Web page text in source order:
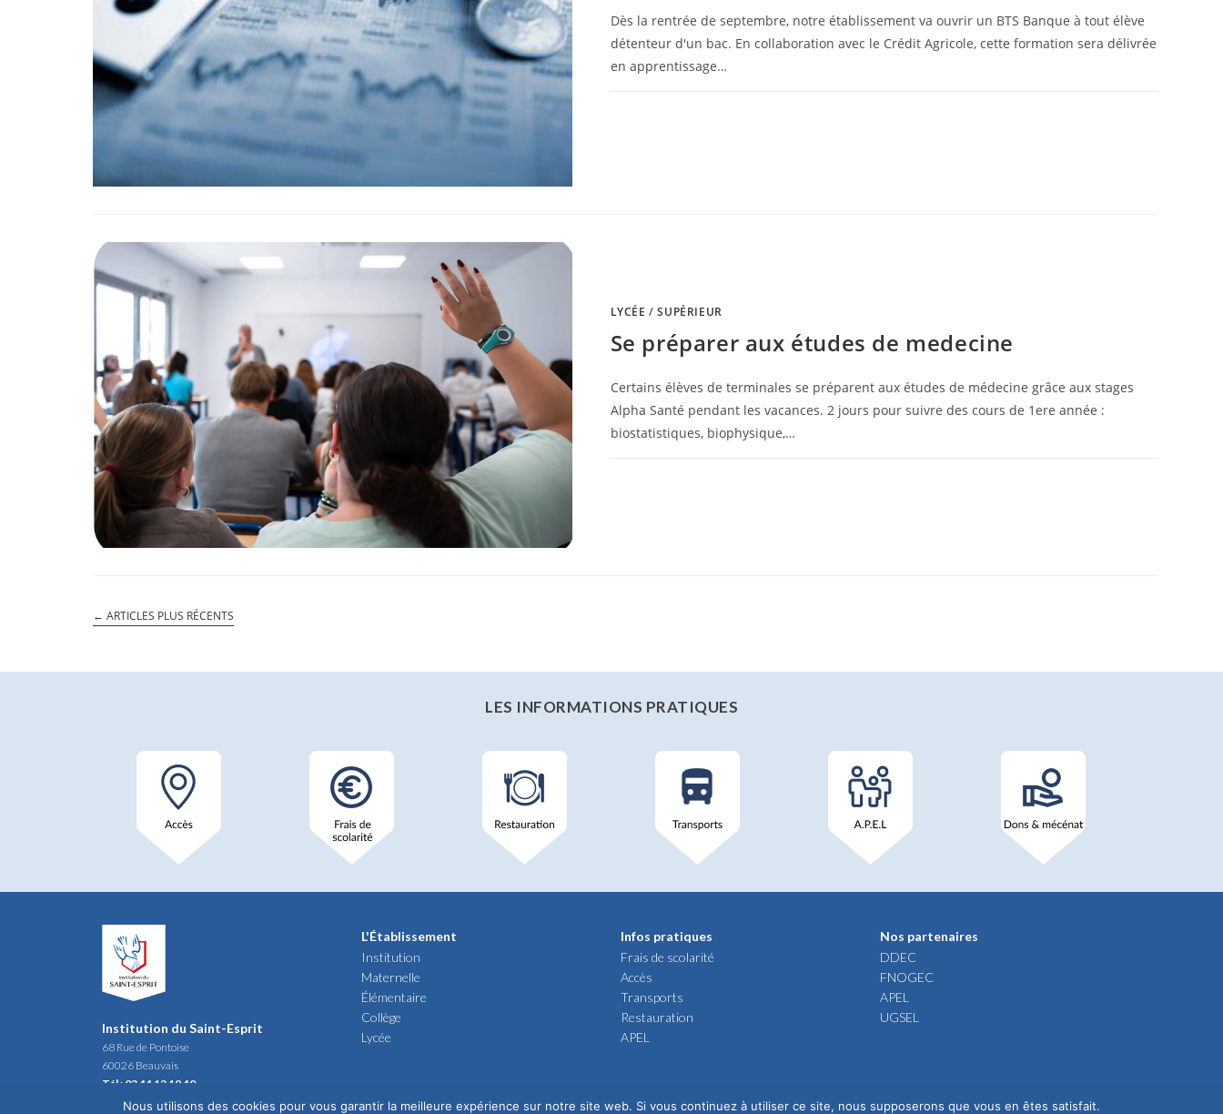
Dès la rentrée de septembre, notre établissement va ouvrir un BTS Banque à tout élève
détenteur d'un bac. En collaboration avec le Crédit Agricole, cette formation sera délivrée
en apprentissage…
LYCÉE /SUPÉRIEUR
Se préparer aux études de medecine
Certains élèves de terminales se préparent aux études de médecine grâce aux stages
Alpha Santé pendant les vacances. 2 jours pour suivre des cours de 1ere année :
biostatistiques, biophysique,…
← ARTICLES PLUS RÉCENTS
LES INFORMATIONS PRATIQUES
Institution du Saint-Esprit
68 Rue de Pontoise
60026 Beauvais
Tél : 03 44 12 19 40
L'Établissement
Institution
Maternelle
Élémentaire
Collège
Lycée
Infos pratiques
Frais de scolarité
Accès
Transports
Restauration
APEL
Nos partenaires
DDEC
FNOGEC
APEL
UGSEL
Nous utilisons des cookies pour vous garantir la meilleure expérience sur notre site web. Si vous continuez à utiliser ce site, nous supposerons que vous en êtes satisfait.